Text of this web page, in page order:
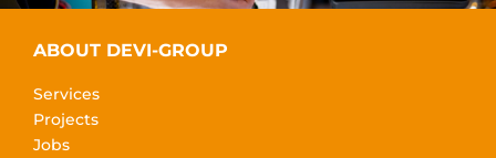
ABOUT DEVI-GROUP
Services
Projects
Jobs